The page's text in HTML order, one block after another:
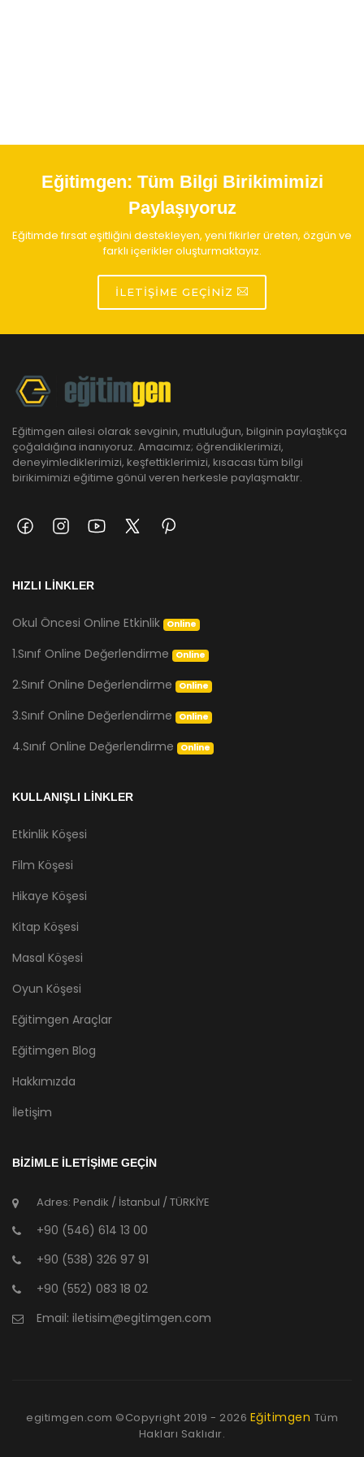
Eğitimgen: Tüm Bilgi Birikimimizi
Paylaşıyoruz
Eğitimde fırsat eşitliğini destekleyen, yeni fikirler üreten, özgün ve
farklı içerikler oluşturmaktayız.
İLETIŞIME GEÇINIZ
Eğitimgen ailesi olarak sevginin, mutluluğun, bilginin paylaştıkça
çoğaldığına inanıyoruz. Amacımız; öğrendiklerimizi,
deneyimlediklerimizi, keşfettiklerimizi, kısacası tüm bilgi
birikimimizi eğitime gönül veren herkesle paylaşmaktır.
HIZLI LİNKLER
Okul Öncesi Online Etkinlik Online
1.Sınıf Online Değerlendirme Online
2.Sınıf Online Değerlendirme Online
3.Sınıf Online Değerlendirme Online
4.Sınıf Online Değerlendirme Online
KULLANIŞLI LİNKLER
Etkinlik Köşesi
Film Köşesi
Hikaye Köşesi
Kitap Köşesi
Masal Köşesi
Oyun Köşesi
Eğitimgen Araçlar
Eğitimgen Blog
Hakkımızda
İletişim
BİZİMLE İLETİŞİME GEÇİN
Adres: Pendik / İstanbul / TÜRKİYE
+90 (546) 614 13 00
+90 (538) 326 97 91
+90 (552) 083 18 02
Email: iletisim@egitimgen.com
egitimgen.com ©Copyright 2019 - 2026 Eğitimgen Tüm
Hakları Saklıdır.